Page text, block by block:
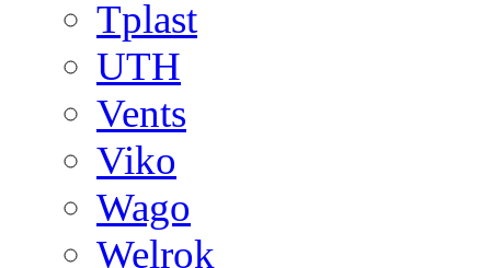
Tplast
UTH
Vents
Viko
Wago
Welrok